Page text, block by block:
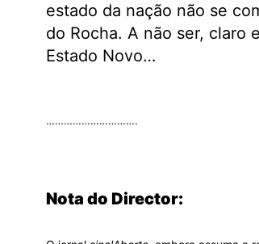
estado da nação não se
do Rocha. A não ser, claro
Estado Novo…
………………………….
Nota do Director: